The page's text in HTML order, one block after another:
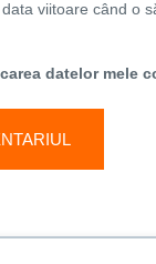
viitoare când o
datelor mele